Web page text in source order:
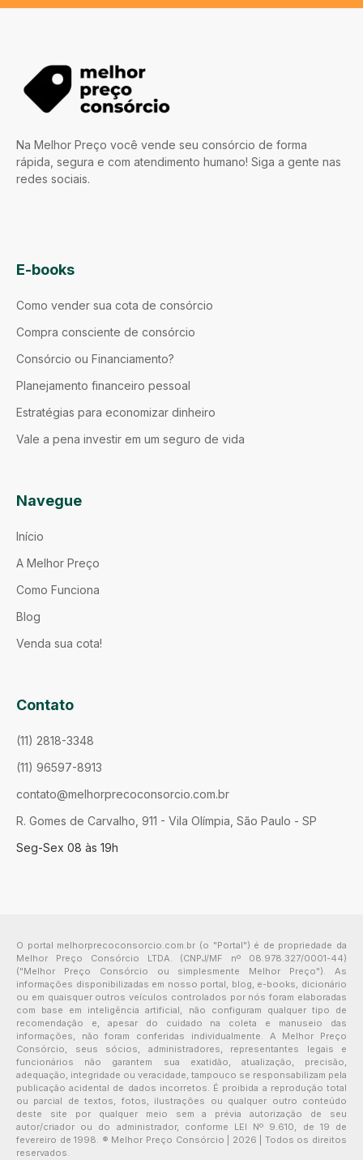
Na Melhor Preço você vende seu consórcio de forma
rápida, segura e com atendimento humano! Siga a gente nas
redes sociais.
E-books
Como vender sua cota de consórcio
Compra consciente de consórcio
Consórcio ou Financiamento?
Planejamento financeiro pessoal
Estratégias para economizar dinheiro
Vale a pena investir em um seguro de vida
Navegue
Início
A Melhor Preço
Como Funciona
Blog
Venda sua cota!
Contato
(11) 2818-3348
(11) 96597-8913
contato@melhorprecoconsorcio.com.br
R. Gomes de Carvalho, 911 - Vila Olímpia, São Paulo - SP
Seg-Sex 08 às 19h
O portal melhorprecoconsorcio.com.br (o "Portal") é de propriedade da
Melhor Preço Consórcio LTDA. (CNPJ/MF nº 08.978.327/0001-44)
("Melhor Preço Consórcio ou simplesmente Melhor Preço"). As
informações disponibilizadas em nosso portal, blog, e-books, dicionário
ou em quaisquer outros veículos controlados por nós foram elaboradas
com base em inteligência artificial, não configuram qualquer tipo de
recomendação e, apesar do cuidado na coleta e manuseio das
informações, não foram conferidas individualmente. A Melhor Preço
Consórcio, seus sócios, administradores, representantes legais e
funcionários não garantem sua exatidão, atualização, precisão,
adequação, integridade ou veracidade, tampouco se responsabilizam pela
publicação acidental de dados incorretos. É proibida a reprodução total
ou parcial de textos, fotos, ilustrações ou qualquer outro conteúdo
deste site por qualquer meio sem a prévia autorização de seu
autor/criador ou do administrador, conforme LEI Nº 9.610, de 19 de
fevereiro de 1998. ® Melhor Preço Consórcio | 2026 | Todos os direitos
reservados.